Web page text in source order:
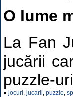
O lume
La Fan
jucării
puzzle-
● jocuri, jucarii, puzzle,